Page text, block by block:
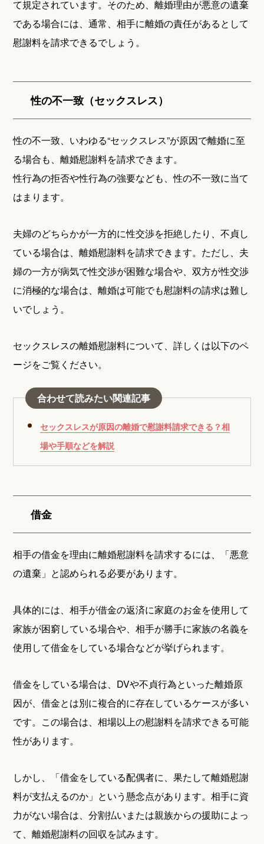
て規定されています。そのため、離婚理由が悪意の遺棄
である場合には、通常、相手に離婚の責任があるとして
慰謝料を請求できるでしょう。
性の不一致（セックスレス）
性の不一致、いわゆる“セックスレス”が原因で離婚に至
る場合も、離婚慰謝料を請求できます。
性行為の拒否や性行為の強要なども、性の不一致に当て
はまります。
夫婦のどちらかが一方的に性交渉を拒絶したり、不貞し
ている場合は、離婚慰謝料を請求できます。ただし、夫
婦の一方が病気で性交渉が困難な場合や、双方が性交渉
に消極的な場合は、離婚は可能でも慰謝料の請求は難し
いでしょう。
セックスレスの離婚慰謝料について、詳しくは以下のペ
ージをご覧ください。
合わせて読みたい関連記事
セックスレスが原因の離婚で慰謝料請求できる？相
場や手順などを解説
借金
相手の借金を理由に離婚慰謝料を請求するには、「悪意
の遺棄」と認められる必要があります。
具体的には、相手が借金の返済に家庭のお金を使用して
家族が困窮している場合や、相手が勝手に家族の名義を
使用して借金をしている場合などが挙げられます。
借金をしている場合は、DVや不貞行為といった離婚原
因が、借金とは別に複合的に存在しているケースが多い
です。この場合は、相場以上の慰謝料を請求できる可能
性があります。
しかし、「借金をしている配偶者に、果たして離婚慰謝
料が支払えるのか」という懸念点があります。相手に資
力がない場合は、分割払いまたは親族からの援助によっ
て、離婚慰謝料の回収を試みます。